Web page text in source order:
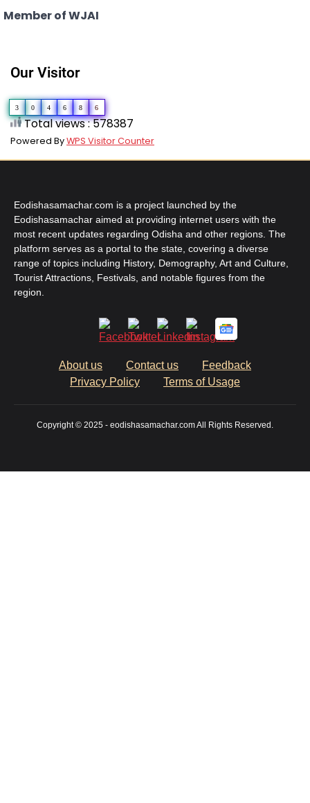
Member of WJAI
Our Visitor
3 0 4 6 8 6
Total views : 578387
Powered ByWPS Visitor Counter
Eodishasamachar.com is a project launched by the
Eodishasamachar aimed at providing internet users with the
most recent updates regarding Odisha and other regions. The
platform serves as a portal to the state, covering a diverse
range of topics including History, Demography, Art and Culture,
Tourist Attractions, Festivals, and notable figures from the
region.
About us Contact us
Feedback
Privacy Policy
Terms of Usage
Copyright © 2025 - eodishasamachar.com All Rights Reserved.